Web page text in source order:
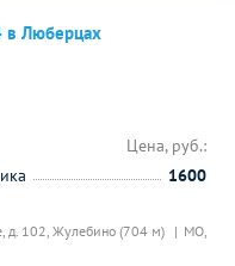
в Люберцах
д. 102, Жулебино (704 м)
МО,
Цена, руб.:
1600